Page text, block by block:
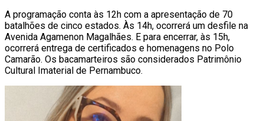
A programação conta às 12h com a apresentação de 70
batalhões de cinco estados. Às 14h, ocorrerá um desfile na
Avenida Agamenon Magalhães. E para encerrar, às 15h,
ocorrerá entrega de certificados e homenagens no Polo
Camarão. Os bacamarteiros são considerados Patrimônio
Cultural Imaterial de Pernambuco.